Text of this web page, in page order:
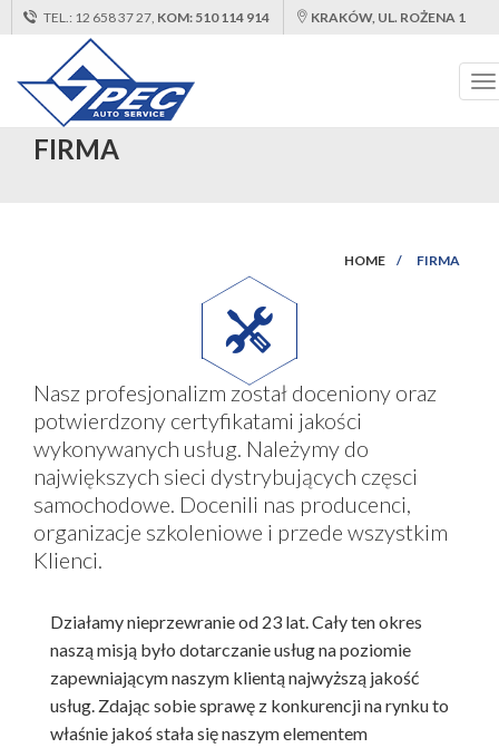
TEL.: 12 658 37 27, KOM: 510 114 914 KRAKÓW, UL. ROŻENA 1
OD 07.00 DO 17.00
FIRMA
HOME FIRMA
Nasz profesjonalizm został doceniony oraz
potwierdzony certyfikatami jakości
wykonywanych usług. Należymy do
największych sieci dystrybujących częsci
samochodowe. Docenili nas producenci,
organizacje szkoleniowe i przede wszystkim
Klienci.
Działamy nieprzewranie od 23 lat. Cały ten okres
naszą misją było dotarczanie usług na poziomie
zapewniającym naszym klientą najwyższą jakość
usług. Zdając sobie sprawę z konkurencji na rynku to
właśnie jakoś stała się naszym elementem